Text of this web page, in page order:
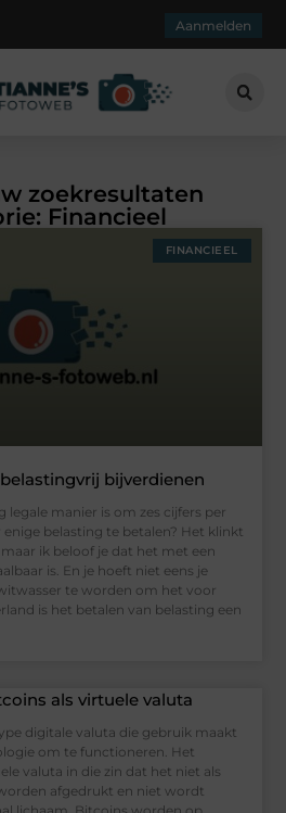
Aanmelden
zoekresultaten
Financieel
FINANCIEEL
bijverdienen
legale manier is om zes cijfers per
belasting te betalen? Het klinkt
ik beloof je dat het met een
is. En je hoeft niet eens je
te worden om het voor
is het betalen van belasting een
als virtuele valuta
digitale valuta die gebruik maakt
om te functioneren. Het
valuta in die zin dat het niet als
afgedrukt en niet wordt